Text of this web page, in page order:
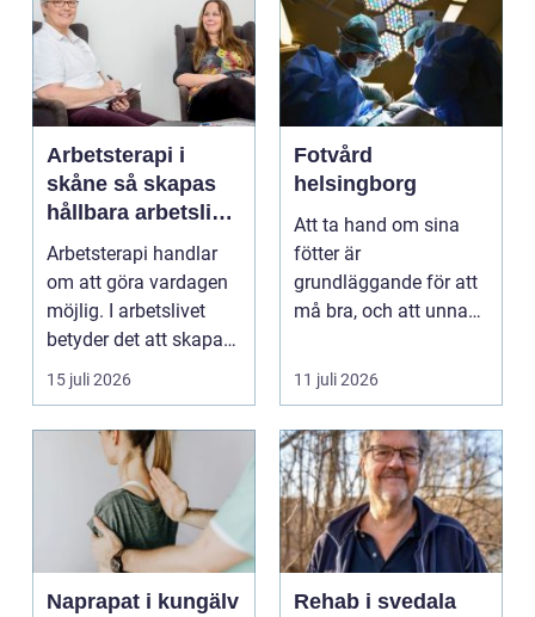
Arbetsterapi i
skåne så skapas
hållbara arbetsliv
och friska
medarbetare
Arbetsterapi handlar
om att göra vardagen
möjlig. I arbetslivet
betyder det att skapa
förutsättninga...
15 juli 2026
Fotvård
helsingborg
Att ta hand om sina
fötter är
grundläggande för att
må bra, och att unna
fotvård k...
11 juli 2026
Naprapat i kungälv
Rehab i svedala